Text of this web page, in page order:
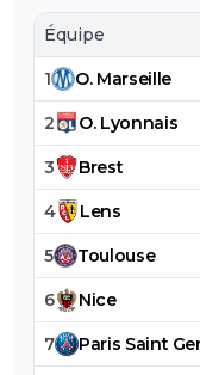
Équipe
1 O. Marseille
2 O. Lyonnais
3 Brest
4 Lens
5 Toulouse
6 Nice
7 Paris Saint